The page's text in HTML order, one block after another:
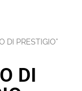
PRESTIGIO”
DI